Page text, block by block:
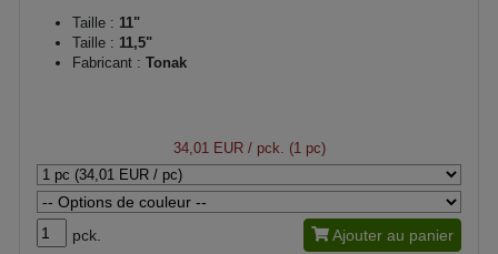
Taille : 11"
Taille : 11,5"
Fabricant : Tonak
34,01 EUR/ pck. (1 pc)
pck. Ajouter au panier